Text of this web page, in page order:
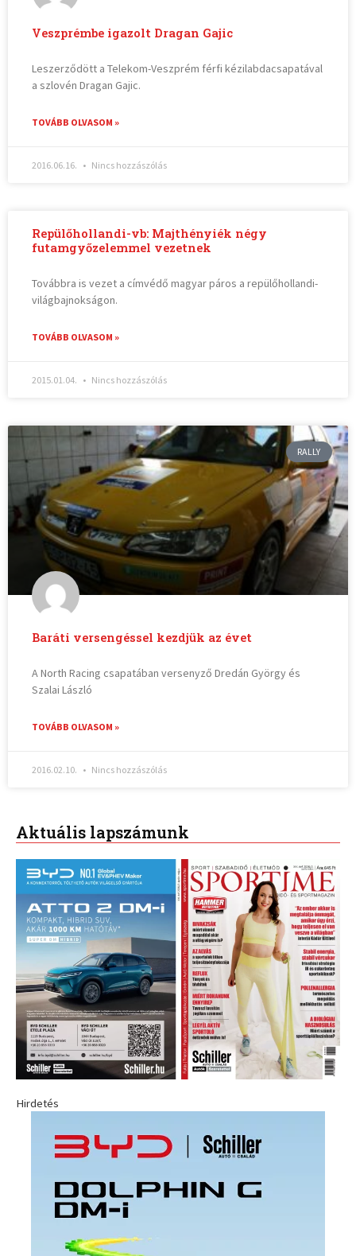
Veszprémbe igazolt Dragan Gajic
Leszerződött a Telekom-Veszprém férfi kézilabdacsapatával
a szlovén Dragan Gajic.
TOVÁBB OLVASOM »
2016.06.16. Nincs hozzászólás
Repülőhollandi-vb: Majthényiék négy
futamgyőzelemmel vezetnek
Továbbra is vezet a címvédő magyar páros a repülőhollandi-
világbajnokságon.
TOVÁBB OLVASOM »
2015.01.04. Nincs hozzászólás
RALLY
Baráti versengéssel kezdjük az évet
A North Racing csapatában versenyző Dredán György és
Szalai László
TOVÁBB OLVASOM »
2016.02.10. Nincs hozzászólás
Aktuális lapszámunk
Hirdetés